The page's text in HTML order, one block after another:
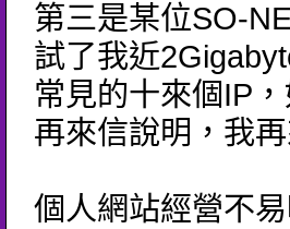
第三是某位SO-
試了我近
常見的十來個IP
再來信說明，我
個人網站經營不易